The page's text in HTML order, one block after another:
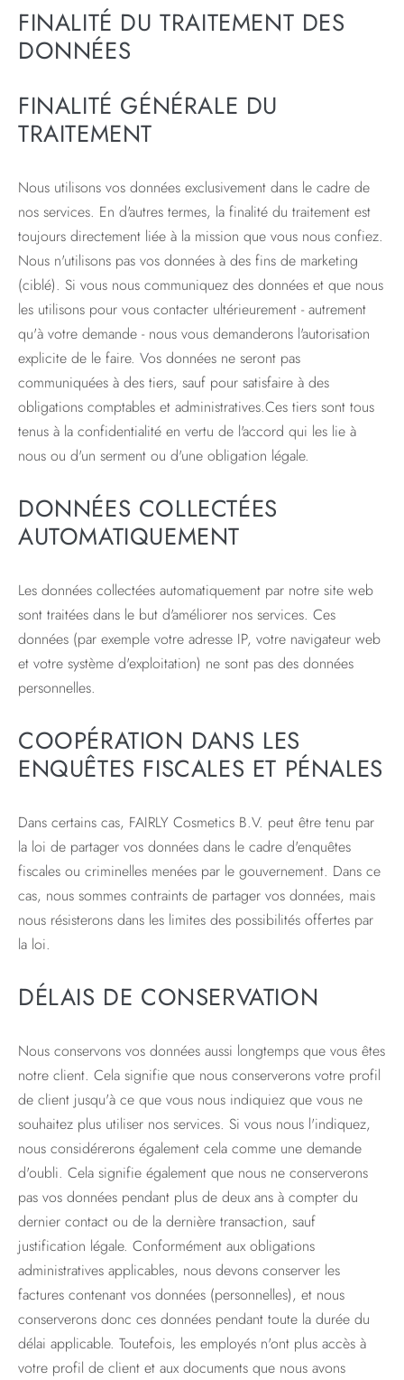
FINALITÉ DU TRAITEMENT DES
DONNÉES
FINALITÉ GÉNÉRALE DU
TRAITEMENT
Nous utilisons vos données exclusivement dans le cadre de
nos services. En d'autres termes, la finalité du traitement est
toujours directement liée à la mission que vous nous confiez.
Nous n'utilisons pas vos données à des fins de marketing
(ciblé). Si vous nous communiquez des données et que nous
les utilisons pour vous contacter ultérieurement - autrement
qu'à votre demande - nous vous demanderons l'autorisation
explicite de le faire. Vos données ne seront pas
communiquées à des tiers, sauf pour satisfaire à des
obligations comptables et administratives.Ces tiers sont tous
tenus à la confidentialité en vertu de l'accord qui les lie à
nous ou d'un serment ou d'une obligation légale.
DONNÉES COLLECTÉES
AUTOMATIQUEMENT
Les données collectées automatiquement par notre site web
sont traitées dans le but d'améliorer nos services. Ces
données (par exemple votre adresse IP, votre navigateur web
et votre système d'exploitation) ne sont pas des données
personnelles.
COOPÉRATION DANS LES
ENQUÊTES FISCALES ET PÉNALES
Dans certains cas, FAIRLY Cosmetics B.V. peut être tenu par
la loi de partager vos données dans le cadre d'enquêtes
fiscales ou criminelles menées par le gouvernement. Dans ce
cas, nous sommes contraints de partager vos données, mais
nous résisterons dans les limites des possibilités offertes par
la loi.
DÉLAIS DE CONSERVATION
Nous conservons vos données aussi longtemps que vous êtes
notre client. Cela signifie que nous conserverons votre profil
de client jusqu'à ce que vous nous indiquiez que vous ne
souhaitez plus utiliser nos services. Si vous nous l'indiquez,
nous considérerons également cela comme une demande
d'oubli. Cela signifie également que nous ne conserverons
pas vos données pendant plus de deux ans à compter du
dernier contact ou de la dernière transaction, sauf
justification légale. Conformément aux obligations
administratives applicables, nous devons conserver les
factures contenant vos données (personnelles), et nous
conserverons donc ces données pendant toute la durée du
délai applicable. Toutefois, les employés n'ont plus accès à
votre profil de client et aux documents que nous avons